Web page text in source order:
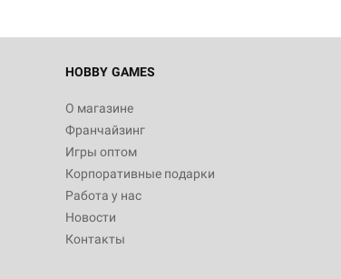
HOBBY GAMES
О магазине
Франчайзинг
Игры оптом
Корпоративные подарки
Работа у нас
Новости
Контакты